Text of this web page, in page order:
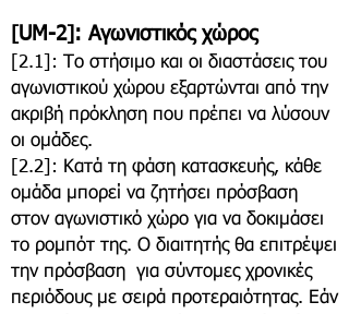
[UM-2]: Αγωνιστικός χώρος
[2.1]: Το στήσιμο και οι διαστάσεις του
αγωνιστικού χώρου εξαρτώνται από την
ακριβή πρόκληση που πρέπει να λύσουν
οι ομάδες.
[2.2]: Κατά τη φάση κατασκευής, κάθε
ομάδα μπορεί να ζητήσει πρόσβαση
στον αγωνιστικό χώρο για να δοκιμάσει
το ρομπότ της. Ο διαιτητής θα επιτρέψει
την πρόσβαση για σύντομες χρονικές
περιόδους με σειρά προτεραιότητας. Εάν